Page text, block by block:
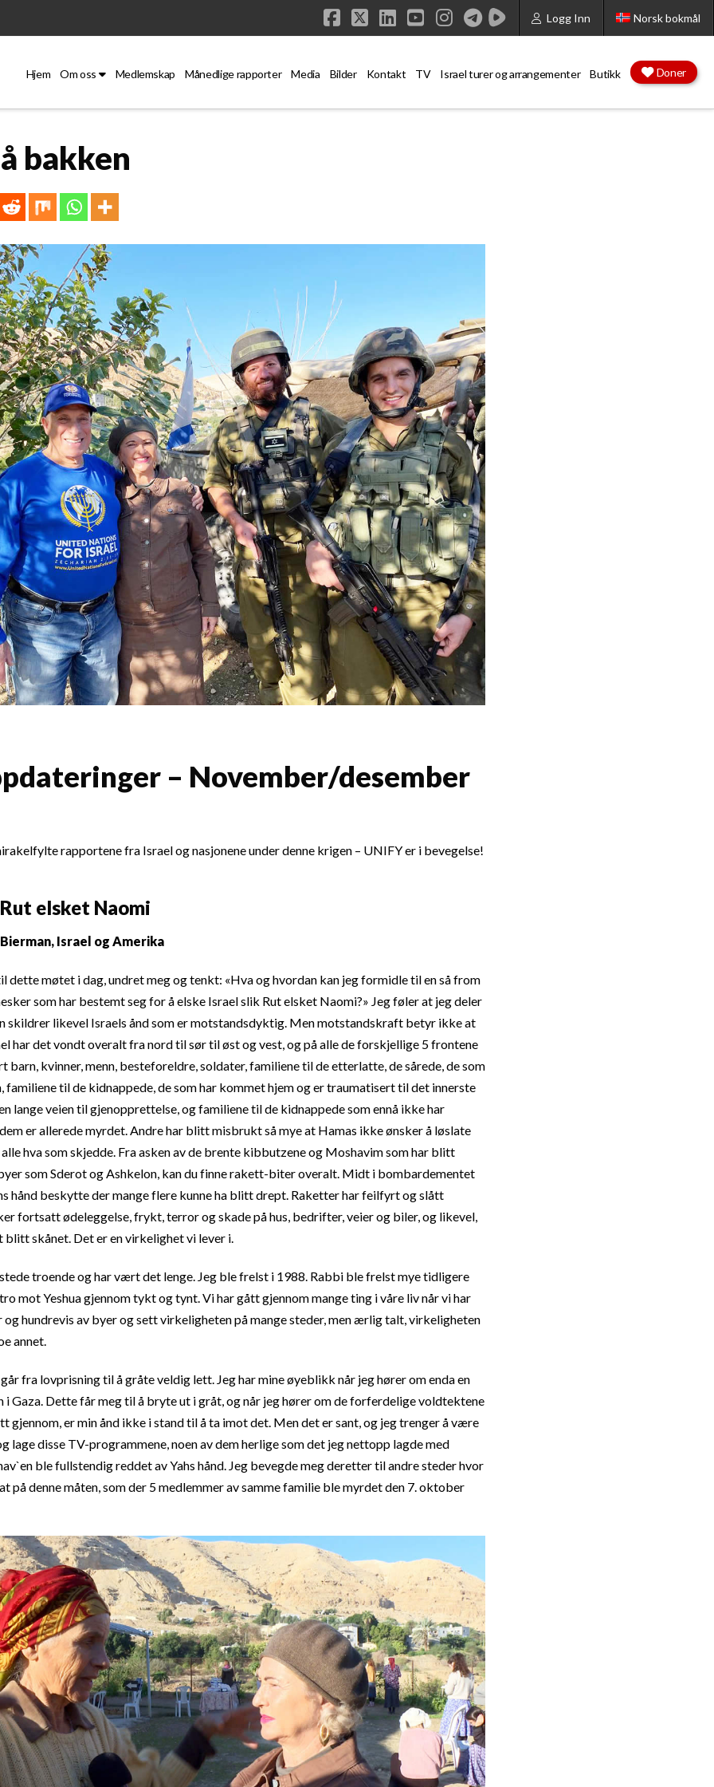
Logg Inn Norsk bokmål
Facebook
X LinkedIn
YouTube
Instagram
Hjem Om oss Medlemskap Månedlige rapporter Media Bilder Kontakt TV Israel turer og arrangementer Butikk Doner
bakken
– November/desember
rapportene fra Israel og nasjonene under denne krigen – UNIFY er i bevegelse!
elsket Naomi
Israel og Amerika
dette møtet i dag, undret meg og tenkt: «Hva og hvordan kan jeg formidle til en så from
som har bestemt seg for å elske Israel slik Rut elsket Naomi?» Jeg føler at jeg deler
skildrer likevel Israels ånd som er motstandsdyktig. Men motstandskraft betyr ikke at
har det vondt overalt fra nord til sør til øst og vest, og på alle de forskjellige 5 frontene
barn, kvinner, menn, besteforeldre, soldater, familiene til de etterlatte, de sårede, de som
familiene til de kidnappede, de som har kommet hjem og er traumatisert til det innerste
lange veien til gjenopprettelse, og familiene til de kidnappede som ennå ikke har
er allerede myrdet. Andre har blitt misbrukt så mye at Hamas ikke ønsker å løslate
hva som skjedde. Fra asken av de brente kibbutzene og Moshavim som har blitt
som Sderot og Ashkelon, kan du finne rakett-biter overalt. Midt i bombardementet
hånd beskytte der mange flere kunne ha blitt drept. Raketter har feilfyrt og slått
fortsatt ødeleggelse, frykt, terror og skade på hus, bedrifter, veier og biler, og likevel,
skånet. Det er en virkelighet vi lever i.
troende og har vært det lenge. Jeg ble frelst i 1988. Rabbi ble frelst mye tidligere
mot Yeshua gjennom tykt og tynt. Vi har gått gjennom mange ting i våre liv når vi har
hundrevis av byer og sett virkeligheten på mange steder, men ærlig talt, virkeligheten
annet.
fra lovprisning til å gråte veldig lett. Jeg har mine øyeblikk når jeg hører om enda en
Gaza. Dette får meg til å bryte ut i gråt, og når jeg hører om de forferdelige voldtektene
gjennom, er min ånd ikke i stand til å ta imot det. Men det er sant, og jeg trenger å være
lage disse TV-programmene, noen av dem herlige som det jeg nettopp lagde med
ble fullstendig reddet av Yahs hånd. Jeg bevegde meg deretter til andre steder hvor
på denne måten, som der 5 medlemmer av samme familie ble myrdet den 7. oktober